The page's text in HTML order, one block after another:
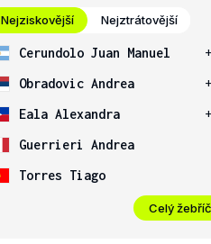
Nejziskovější Nejztrátovější
Cerundolo Juan Manuel
Obradovic Andrea
Eala Alexandra
Guerrieri Andrea
Torres Tiago
Celý